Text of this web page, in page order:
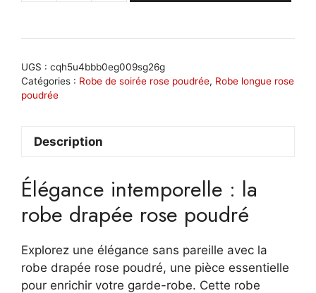
rose
poudré
UGS : cqh5u4bbb0eg009sg26g
Catégories : Robe de soirée rose poudrée, Robe longue rose
poudrée
Description
Élégance intemporelle : la
robe drapée rose poudré
Explorez une élégance sans pareille avec la
robe drapée rose poudré, une pièce essentielle
pour enrichir votre garde-robe. Cette robe